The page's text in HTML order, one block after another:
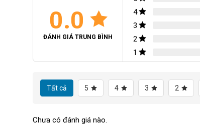
0.0
ĐÁNH GIÁ TRUNG BÌNH
4
3
2
1
Tất cả 5 4 3 2
Chưa có đánh giá nào.